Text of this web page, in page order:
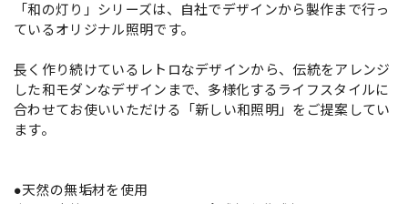
「和の灯り」シリーズは、自社でデザインから製作まで行っ
ているオリジナル照明です。
長く作り続けているレトロなデザインから、伝統をアレンジ
した和モダンなデザインまで、多様化するライフスタイルに
合わせてお使いいただける「新しい和照明」をご提案してい
ます。
●天然の無垢材を使用